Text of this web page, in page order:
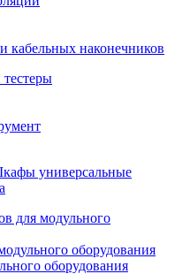
кабельных наконечников
универсальные
для модульного
оборудования
оборудования